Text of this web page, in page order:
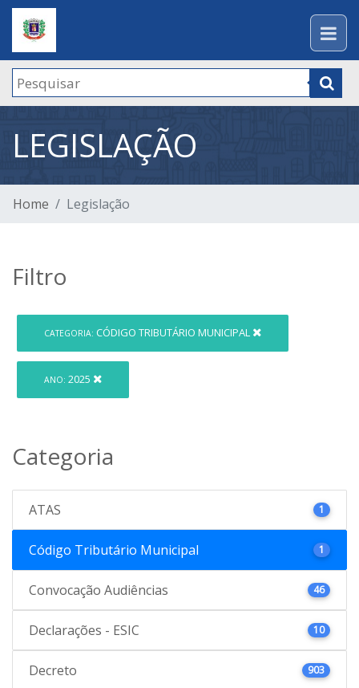
LEGISLAÇÃO
Home Legislação
Filtro
CATEGORIA: CÓDIGO TRIBUTÁRIO MUNICIPAL
ANO: 2025
Categoria
ATAS 1
Código Tributário Municipal 1
Convocação Audiências 46
Declarações - ESIC 10
Decreto 903